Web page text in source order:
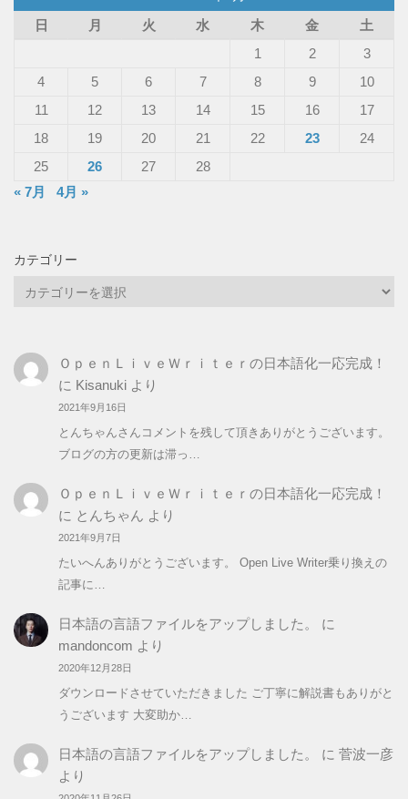
日
月 火 水 木 金
土
1
2
3
4
5 6 7 8 9
10
11
12 13 14 15 16
17
18
19 20 21 22 23
24
25
26 27
28
« 7月
4月 »
カテゴリー
リ
ー
ＯｐｅｎＬｉｖｅＷｒｉｔｅｒの日本語化一応完成！
に Kisanukiより
2021年9月16日
とんちゃんさんコメントを残して頂きありがとうございます。
ブログの方の更新は滞っ…
ＯｐｅｎＬｉｖｅＷｒｉｔｅｒの日本語化一応完成！
に とんちゃん より
2021年9月7日
たいへんありがとうございます。 Open Live Writer乗り換えの
記事に…
日本語の言語ファイルをアップしました。
に
mandoncom より
2020年12月28日
ダウンロードさせていただきました ご丁寧に解説書もありがと
うございます 大変助か…
日本語の言語ファイルをアップしました。 に 菅波一彦
より